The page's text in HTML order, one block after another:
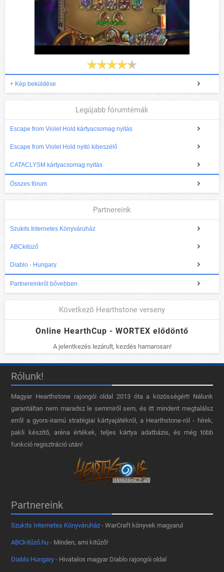
+ Kép beküldése
Legújabb fórumtémák
Escape from Violet Hold kártyacsomag nyitás
Escape from Violet Hold nyitó kibeszélő
CATACLYSM kártyacsomag nyitás
Összes fórum
Partnereink
Szukits Internetes Könyváruház
ABCkitüző
Diablo - Hungary
Partnereinkről bővebben
Következő Hearthstone verseny
Online HearthCup - WORTEX elődöntő
A jelentkezés lezárult, kezdés hamarosan!
Rólunk!
Magyar Hearthstone​ rajongói oldal 2013 óta a közösségért! Nálunk
garantáltan nem maradsz le semmiről sem, és itt mindent megtalálsz
erről a gyors-iramú stratégiai kártyajátékról, a Hearthstone-ról - hírek,
pakli készítő, aréna értékek, teljes kártya adatbázis, és még több
funkció regisztráció után!
Partnereink
Szukits Internetes Könyváruház - WarCraft könyvek magyarul
ABCkitűző.hu - Minden, ami kitűző!
Diablo Hungary - Hivatalos magyar Diablo rajongói oldal